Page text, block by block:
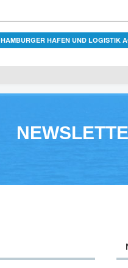
HAMBURGER HAFEN UND LOGISTIK